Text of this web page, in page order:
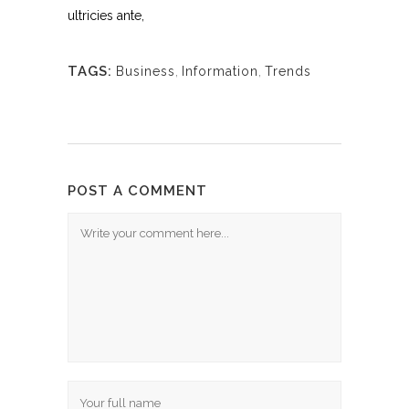
ultricies ante,
TAGS: Business Information Trends
POST A COMMENT